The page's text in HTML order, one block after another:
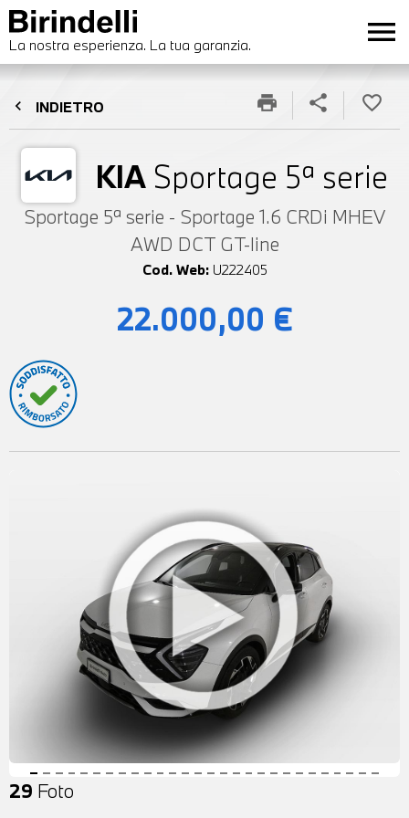
La nostra esperienza. La tua garanzia. menu
chevron_left INDIETRO
KIA Sportage 5ª serie
Sportage 5ª serie - Sportage 1.6 CRDi MHEV
AWD DCT GT-line
Cod. Web: U222405
print share favorite_border
22.000,00 €
29 Foto